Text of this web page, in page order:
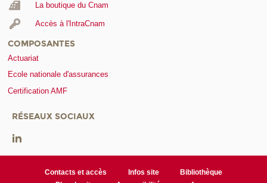
La boutique du Cnam
Accès à l'IntraCnam
COMPOSANTES
Actuariat
Ecole nationale d'assurances
Certification AMF
RÉSEAUX SOCIAUX
Contacts et accès Infos site
Bibliothèque